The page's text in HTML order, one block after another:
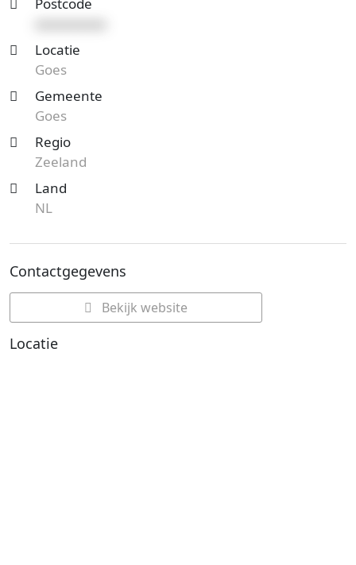
Locatie
Goes
Gemeente
Goes
Regio
Zeeland
Land
NL
Contactgegevens
Bekijk website
Locatie